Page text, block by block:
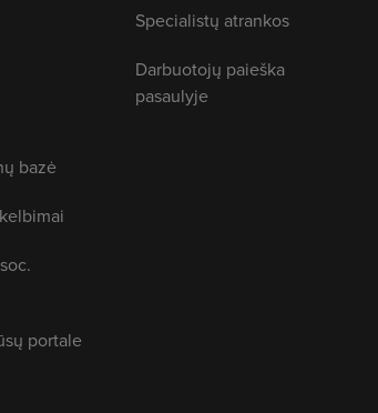
bazė
portale
Specialistų atrankos
Darbuotojų paieška
pasaulyje